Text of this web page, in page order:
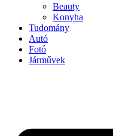
Beauty
Konyha
Tudomány
Autó
Fotó
Járművek